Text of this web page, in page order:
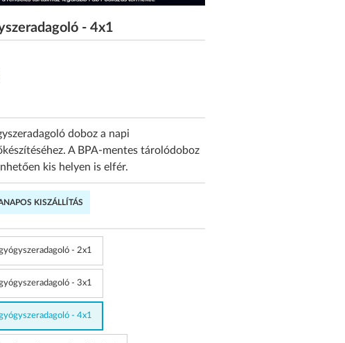
- 4x1
doboz a napi
A BPA-mentes tárolódoboz
kis helyen is elfér.
KISZÁLLÍTÁS
- 2x1
- 3x1
- 4x1